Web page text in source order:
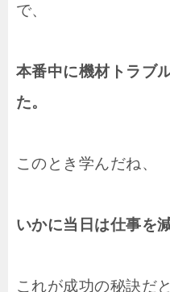
で、
本番中に機材トラブ
た。
このとき学んだね、
いかに当日は仕事を
これが成功の秘訣だと